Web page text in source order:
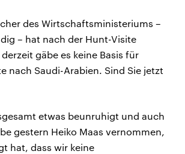
des Wirtschaftsministeriums –
– hat nach der Hunt-Visite
gäbe es keine Basis für
nach Saudi-Arabien. Sind Sie jetzt
etwas beunruhigt und auch
gestern Heiko Maas vernommen,
hat, dass wir keine